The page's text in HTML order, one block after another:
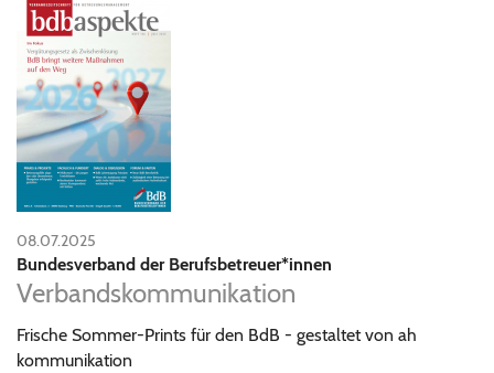
08.07.2025
Bundesverband der Berufsbetreuer*innen
Verbandskommunikation
Frische Sommer-Prints für den BdB - gestaltet von ah
kommunikation